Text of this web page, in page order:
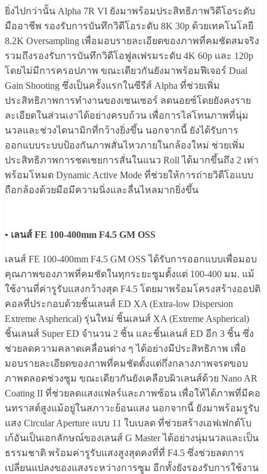
ยิ่งไปกว่านั้น Alpha 7R VI ยังมาพร้อมประสิทธิภาพวิดีโอระดับ
มืออาชีพ รองรับการบันทึกวิดีโอระดับ 8K 30p ด้วยเทคโนโลยี
8.2K Oversampling เพื่อมอบรายละเอียดของภาพที่คมชัดสมจริง
รวมถึงรองรับการบันทึกวิดีโอฟูลเฟรมระดับ 4K 60p และ 120p
โดยไม่มีการครอปภาพ ขณะเดียวกันยังมาพร้อมฟีเจอร์ Dual
Gain Shooting ซึ่งเป็นครั้งแรกในซีรีส์ Alpha ที่ช่วยเพิ่ม
ประสิทธิภาพการทำงานของเซนเซอร์ ลดนอยซ์โดยยังคงราย
ละเอียดในส่วนเงาได้อย่างครบถ้วน เพื่อการไล่โทนภาพที่นุ่ม
นวลและช่วงไดนามิกที่กว้างยิ่งขึ้น นอกจากนี้ ยังได้รับการ
ออกแบบระบบป้องกันภาพสั่นไหวภายในกล้องใหม่ ช่วยเพิ่ม
ประสิทธิภาพการชดเชยการสั่นในแนว Roll ได้มากขึ้นถึง 2 เท่า
พร้อมโหมด Dynamic Active Mode ที่ช่วยให้การถ่ายวิดีโอแบบ
ถือกล้องด้วยมือมีความนิ่งและลื่นไหลมากยิ่งขึ้น
• เลนส์ FE 100-400mm F4.5 GM OSS
เลนส์ FE 100-400mm F4.5 GM OSS ได้รับการออกแบบเพื่อมอบ
คุณภาพของภาพที่คมชัดในทุกระยะซูมตั้งแต่ 100-400 มม. แม้
ใช้งานที่ค่ารูรับแสงกว้างสุด F4.5 โดยมาพร้อมโครงสร้างออปติ
คอลที่ประกอบด้วยชิ้นเลนส์ ED XA (Extra-low Dispersion
Extreme Aspherical) รุ่นใหม่ ชิ้นเลนส์ XA (Extreme Aspherical)
ชิ้นเลนส์ Super ED จำนวน 2 ชิ้น และชิ้นเลนส์ ED อีก 3 ชิ้น ซึ่ง
ช่วยลดความคลาดเคลื่อนต่าง ๆ ได้อย่างมีประสิทธิภาพ เพื่อ
มอบรายละเอียดของภาพที่คมชัดตั้งแต่กึ่งกลางภาพจรดขอบ
ภาพตลอดช่วงซูม ขณะเดียวกันยังเคลือบผิวเลนส์ด้วย Nano AR
Coating II ที่ช่วยลดแสงแฟลร์และภาพซ้อน เพื่อให้ได้ภาพที่มีคอ
นทราสต์สูงแม้อยู่ในสภาวะย้อนแสง นอกจากนี้ ยังมาพร้อมรูรับ
แสง Circular Aperture แบบ 11 ใบเบลด ที่ช่วยสร้างเอฟเฟกต์โบ
เก้อันเป็นเอกลักษณ์ของเลนส์ G Master ได้อย่างนุ่มนวลและเป็น
ธรรมชาติ พร้อมค่ารูรับแสงสูงสุดคงที่ที่ F4.5 ซึ่งช่วยลดการ
เปลี่ยนแปลงของแสงระหว่างการซูม อีกทั้งยังรองรับการใช้งาน